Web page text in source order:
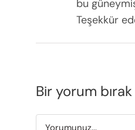
bu
Teşekkür
Bir yorum bırak
Yorum